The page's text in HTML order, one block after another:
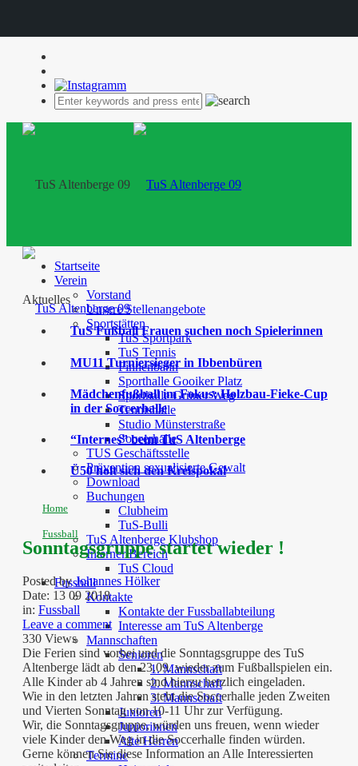
Startseite
Verein
Vorstand
Unsere Stellenangebote
Sportstätten
TuS Sportpark
TuS Tennis
Finnenbahn
Sporthalle Gooiker Platz
Sporthalle Grüner Weg
Tennishalle
Studio Münsterstraße
Soccerhalle
TUS Geschäftsstelle
Prävention sexualisierte Gewalt
Download
Buchungen
Clubheim
TuS-Bulli
TuS Altenberge Klubshop
Interner Bereich
TuS Cloud
Fussball
Kontakte
Kontakte der Fussballabteilung
Interesse am TuS Altenberge
Mannschaften
Senioren
1. Mannschaft
2. Mannschaft
3. Mannschaft
Junioren
Juniorinnen
Alte Herren
Termine
Aktuelles
TuS Fußball Frauen suchen noch Spielerinnen
MU11 Turniersieger in Ibbenbüren
Mädchenfußball im Fokus: Holzbau-Fieke-Cup
in der Soccerhalle
“Internes” beim TuS Altenberge
Ü50 holt sich den Kreispokal
Home
Fussball
Sonntagsgruppe startet wieder !
Posted byJohannes Hölker
Date: 13 09 2018
in: Fussball
Leave a comment
330 Views
Die Ferien sind vorbei und die Sonntagsgruppe des TuS
Altenberge lädt ab den23.09.wieder zum Fußballspielen ein.
Alle Kinder ab 4 Jahren sind hierzu herzlich eingeladen.
Wie in den letzten Jahren steht die Soccerhalle jeden Zweiten
und Vierten Sonntag von 10-11 Uhr zur Verfügung.
Wir, die Sonntagsgruppe, würden uns freuen, wenn wieder
viele Kinder den Weg in die Soccerhalle finden würden.
Gerne können Sie diese Information an Alle Interessierten